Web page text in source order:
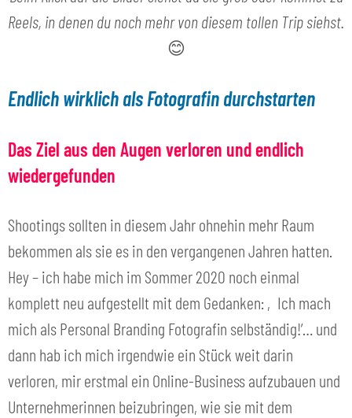
Reels, in denen du noch mehr von diesem tollen Trip siehst.
😊
Endlich wirklich als Fotografin durchstarten
Das Ziel aus den Augen verloren und endlich
wiedergefunden
Shootings sollten in diesem Jahr ohnehin mehr Raum
bekommen als sie es in den vergangenen Jahren hatten.
Hey – ich habe mich im Sommer 2020 noch einmal
komplett neu aufgestellt mit dem Gedanken: ‚Ich mach
mich als Personal Branding Fotografin selbständig!’… und
dann hab ich mich irgendwie ein Stück weit darin
verloren, mir erstmal ein Online-Business aufzubauen und
Unternehmerinnen beizubringen, wie sie mit dem